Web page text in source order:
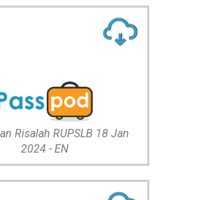
Risalah RUPSLB 18 Jan
2024 - EN